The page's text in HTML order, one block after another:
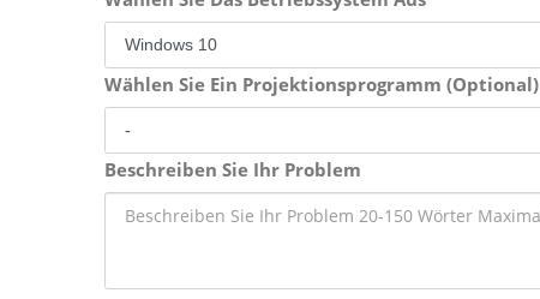
Wählen Sie Ein Projektionsprogramm (Optional)
Beschreiben Sie Ihr Problem